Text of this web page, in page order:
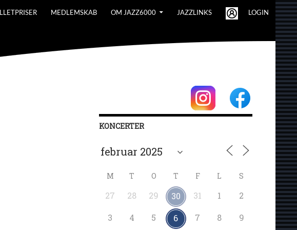
MEDLEMSKAB OM JAZZ6000 JAZZLINKS LOGIN
KONCERTER
M T O T F L S
27 28 29 30 31 1 2
3 4 5 6 7 8 9